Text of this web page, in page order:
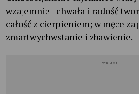
wzajemnie - chwała i radość
całość z cierpieniem; w męce
zmartwychwstanie i zbawienie.
REKLAMA